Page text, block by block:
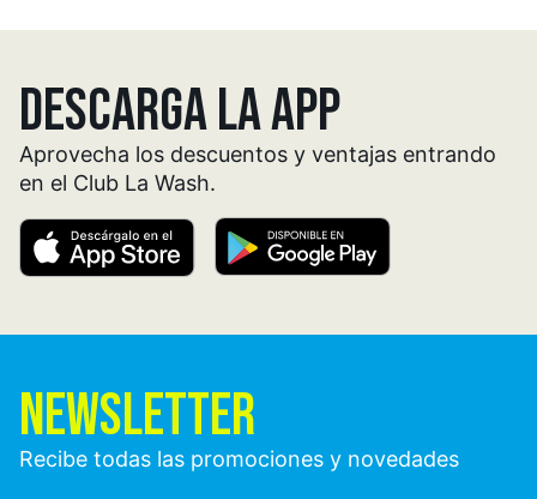
DESCARGA LA APP
Aprovecha los descuentos y ventajas entrando
en el Club La Wash.
NEWSLETTER
Recibe todas las promociones y novedades